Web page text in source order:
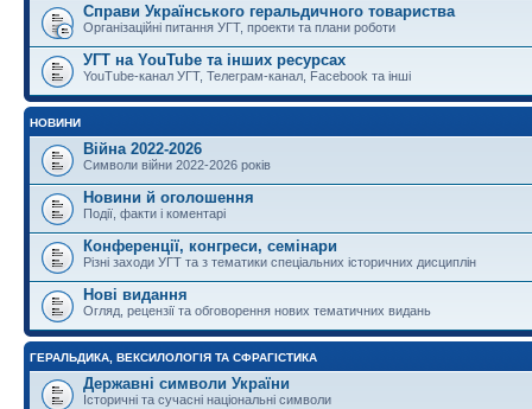
Справи Українського геральдичного товариства
Організаційні питання УГТ, проекти та плани роботи
УГТ на YouTube та інших ресурсах
YouTube-канал УГТ, Телеграм-канал, Facebook та інші
НОВИНИ
Війна 2022-2026
Символи війни 2022-2026 років
Новини й оголошення
Події, факти і коментарі
Конференції, конгреси, семінари
Різні заходи УГТ та з тематики спеціальних історичних дисциплін
Нові видання
Огляд, рецензії та обговорення нових тематичних видань
ГЕРАЛЬДИКА, ВЕКСИЛОЛОГІЯ ТА СФРАГІСТИКА
Державні символи України
Історичні та сучасні національні символи